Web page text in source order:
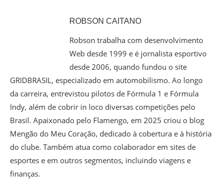
ROBSON CAITANO
Robson trabalha com desenvolvimento
Web desde 1999 e é jornalista esportivo
desde 2006, quando fundou o site
GRIDBRASIL, especializado em automobilismo. Ao longo
da carreira, entrevistou pilotos de Fórmula 1 e Fórmula
Indy, além de cobrir in loco diversas competições pelo
Brasil. Apaixonado pelo Flamengo, em 2025 criou o blog
Mengão do Meu Coração, dedicado à cobertura e à história
do clube. Também atua como colaborador em sites de
esportes e em outros segmentos, incluindo viagens e
finanças.